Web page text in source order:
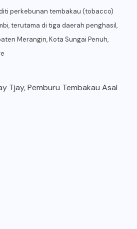
perkebunan tembakau (tobacco)
terutama di tiga daerah penghasil,
Merangin, Kota Sungai Penuh,
Tjay, Pemburu Tembakau Asal